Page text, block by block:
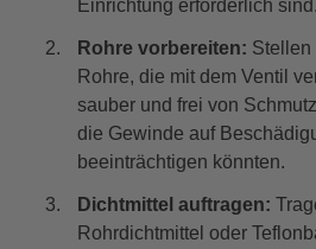
Einrichtung erforderlich sind.
Rohre vorbereiten: Stellen
Rohre, die mit dem Ventil
sauber und frei von
die Gewinde auf
beeinträchtigen könnten.
Dichtmittel auftragen:
Rohrdichtmittel oder